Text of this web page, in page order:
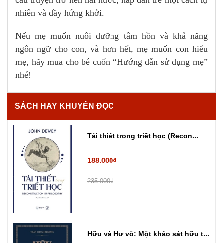
nhiên và đầy hứng khởi.
Nếu mẹ muốn nuôi dưỡng tâm hồn và khả năng
ngôn ngữ cho con, và hơn hết, mẹ muốn con hiểu
mẹ, hãy mua cho bé cuốn “Hướng dẫn sử dụng mẹ”
nhé!
SÁCH HAY KHUYẾN ĐỌC
Tái thiết trong triết học (Recon...
188.000₫
235.000₫
Hữu và Hư vô: Một khảo sát hữu t...